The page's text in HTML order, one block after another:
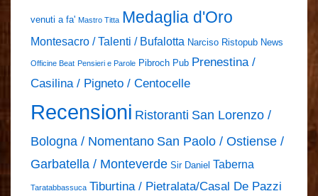
venuti a fa' Mastro Titta Medaglia d'Oro
Montesacro / Talenti / Bufalotta Narciso Ristopub News
Officine Beat Pensieri e Parole Pibroch Pub Prenestina /
Casilina / Pigneto / Centocelle
Recensioni Ristoranti San Lorenzo /
Bologna / Nomentano San Paolo / Ostiense /
Garbatella / Monteverde Sir Daniel Taberna
Taratabbassuca Tiburtina / Pietralata/Casal De Pazzi